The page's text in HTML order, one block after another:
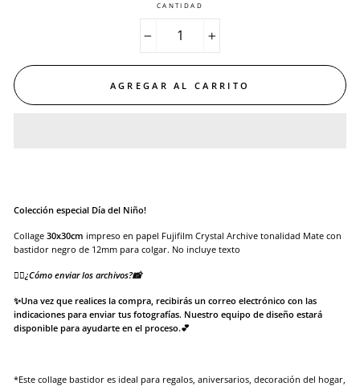
CANTIDAD
AGREGAR AL CARRITO
Colección especial Día del Niño!
Collage 30x30cm impreso en papel Fujifilm Crystal Archive tonalidad Mate con
bastidor negro de 12mm para colgar. No incluye texto
👉🏻¿Cómo enviar los archivos?📸
✨Una vez que realices la compra, recibirás un correo electrónico con las
indicaciones para enviar tus fotografías. Nuestro equipo de diseño estará
disponible para ayudarte en el proceso.💕
*Este collage bastidor es ideal para regalos, aniversarios, decoración del hogar,